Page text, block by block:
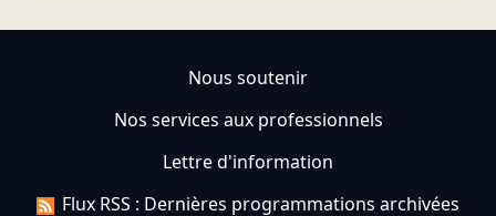
Nous soutenir
Nos services aux professionnels
Lettre d'information
Flux RSS : Dernières programmations archivées